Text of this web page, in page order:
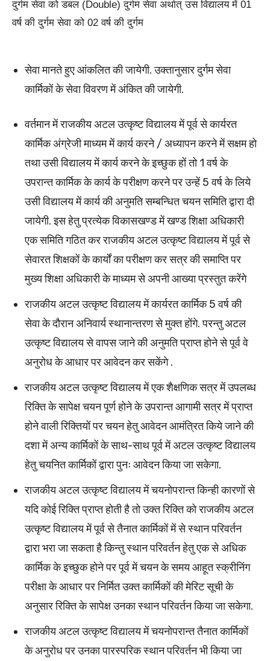
दुर्गम सेवा को डबल (Double) दुर्गम सेवा अर्थात् उस विद्यालय में 01
वर्ष की दुर्गम सेवा को 02 वर्ष की दुर्गम
सेवा मानते हुए आंकलित की जायेगी. उक्तानुसार दुर्गम सेवा
कार्मिकों के सेवा विवरण में अंकित की जायेगी.
वर्तमान में राजकीय अटल उत्कृष्ट विद्यालय में पूर्व से कार्यरत
कार्मिक अंग्रेजी माध्यम में कार्य करने / अध्यापन करने में सक्षम हो
तथा उसी विद्यालय में कार्य करने के इच्छुक हों तो 1 वर्ष के
उपरान्त कार्मिक के कार्य के परीक्षण करने पर उन्हें 5 वर्ष के लिये
उसी विद्यालय में कार्य की अनुमति सम्बन्धित चयन समिति द्वारा दी
जायेगी. इस हेतु प्रत्येक विकासखण्ड में खण्ड शिक्षा अधिकारी
एक समिति गठित कर राजकीय अटल उत्कृष्ट विद्यालय में पूर्व से
सेवारत शिक्षकों के कार्यों का परीक्षण कर सत्र की समाप्ति पर
मुख्य शिक्षा अधिकारी के माध्यम से अपनी आख्या प्रस्तुत करेंगे
राजकीय अटल उत्कृष्ट विद्यालय में कार्यरत कार्मिक 5 वर्ष की
सेवा के दौरान अनिवार्य स्थानान्तरण से मुक्त होंगे. परन्तु अटल
उत्कृष्ट विद्यालय से वापस जाने की अनुमति प्राप्त होने से पूर्व वे
अनुरोध के आधार पर आवेदन कर सकेंगे .
राजकीय अटल उत्कृष्ट विद्यालय में एक शैक्षणिक सत्र में उपलब्ध
रिक्ति के सापेक्ष चयन पूर्ण होने के उपरान्त आगामी सत्र में प्राप्त
होने वाली रिक्तियों पर चयन हेतु आवेदन आमंत्रित किये जाने की
दशा में अन्य कार्मिकों के साथ-साथ पूर्व में अटल उत्कृष्ट विद्यालय
हेतु चयनित कार्मिकों द्वारा पुनः आवेदन किया जा सकेगा.
राजकीय अटल उत्कृष्ट विद्यालय में चयनोपरान्त किन्ही कारणों से
यदि कोई रिक्ति प्राप्त होती है तो उक्त रिक्ति को राजकीय अटल
उत्कृष्ट विद्यालय में पूर्व से तैनात कार्मिकों में से स्थान परिवर्तन
द्वारा भरा जा सकता है किन्तु स्थान परिवर्तन हेतु एक से अधिक
कार्मिक के इच्छुक होने पर पूर्व में चयन के समय आहूत स्क्रीनिंग
परीक्षा के आधार पर निर्मित उक्त कार्मिकों की मेरिट सूची के
अनुसार रिक्ति के सापेक्ष उनका स्थान परिवर्तन किया जा सकेगा.
राजकीय अटल उत्कृष्ट विद्यालय में चयनोपरान्त तैनात कार्मिकों
के अनुरोध पर उनका पारस्परिक स्थान परिवर्तन भी किया जा